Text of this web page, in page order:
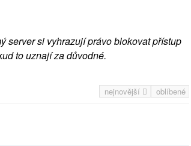
server si vyhrazují právo blokovat přístup
to uznají za důvodné.
nejnovější oblíbené